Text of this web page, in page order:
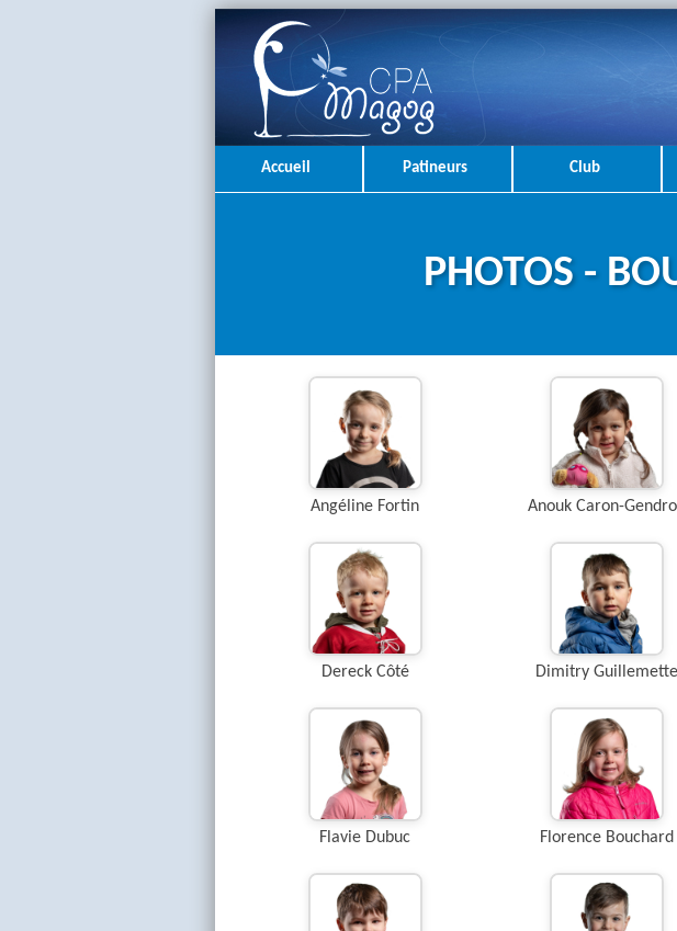
Accueil Patineurs Club
PHOTOS -
Angéline Fortin Anouk Caron-
Dereck Côté Dimitry Guillemette
Flavie Dubuc Florence Bouchard